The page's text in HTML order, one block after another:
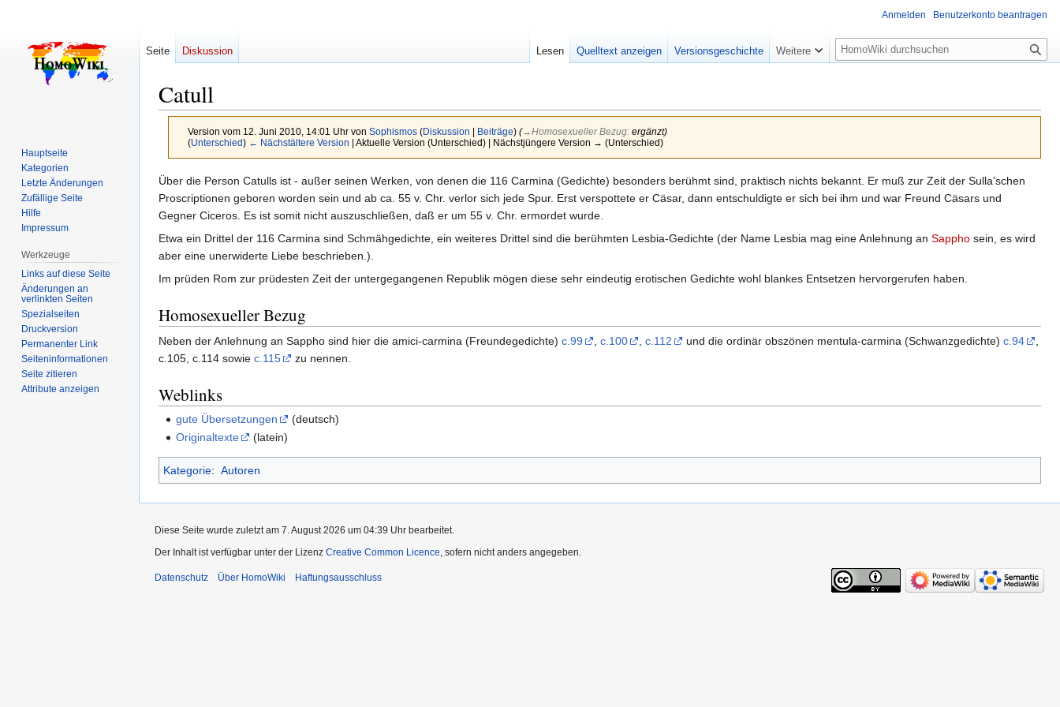
Catull
Version vom 12. Juni 2010, 14:01 Uhr von Sophismos (Diskussion Beiträge) (→‎Homosexueller Bezug: ergänzt)
(Unterschied) ← Nächstältere Version | Aktuelle Version (Unterschied) | Nächstjüngere Version → (Unterschied)
Zur
Navigation
springen
Zur
Suche
springen
Über die Person Catulls ist - außer seinen Werken, von denen die 116 Carmina (Gedichte) besonders berühmt sind, praktisch nichts bekannt. Er muß zur Zeit der Sulla'schen
Proscriptionen geboren worden sein und ab ca. 55 v. Chr. verlor sich jede Spur. Erst verspottete er Cäsar, dann entschuldigte er sich bei ihm und war Freund Cäsars und
Gegner Ciceros. Es ist somit nicht auszuschließen, daß er um 55 v. Chr. ermordet wurde.
Etwa ein Drittel der 116 Carmina sind Schmähgedichte, ein weiteres Drittel sind die berühmten Lesbia-Gedichte (der Name Lesbia mag eine Anlehnung an Sappho sein, es wird
aber eine unerwiderte Liebe beschrieben.).
Im prüden Rom zur prüdesten Zeit der untergegangenen Republik mögen diese sehr eindeutig erotischen Gedichte wohl blankes Entsetzen hervorgerufen haben.
Homosexueller Bezug
Neben der Anlehnung an Sappho sind hier die amici-carmina (Freundegedichte) c.99 c.100 c.112 und die ordinär obszönen mentula-carmina (Schwanzgedichte) c.94
c.105, c.114 sowie c.115 zu nennen.
Weblinks
gute Übersetzungen
(deutsch)
Originaltexte
(latein)
Kategorie: Autoren
Anmelden Benutzerkonto beantragen
Seite Diskussion Lesen Quelltext anzeigen Versionsgeschichte Weitere
Suche
Hauptseite
Kategorien
Letzte Änderungen
Zufällige Seite
Hilfe
Impressum
Werkzeuge
Links auf diese Seite
Änderungen an
verlinkten Seiten
Spezialseiten
Druckversion
Permanenter Link
Seiten­­informationen
Seite zitieren
Attribute anzeigen
Diese Seite wurde zuletzt am 7. August 2026 um 04:39 Uhr bearbeitet.
Der Inhalt ist verfügbar unter der Lizenz Creative Common Licence, sofern nicht anders angegeben.
Datenschutz Über HomoWiki Haftungsausschluss